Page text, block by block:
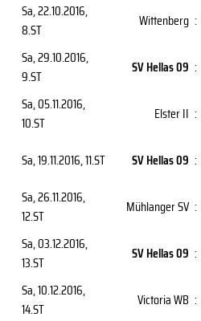
Sa, 22.10.2016,
8.ST
Wittenberg :
Sa, 29.10.2016,
9.ST
SV Hellas 09 :
Sa, 05.11.2016,
10.ST
Elster II :
Sa, 19.11.2016, 11.ST SV Hellas 09 :
Sa, 26.11.2016,
12.ST
Mühlanger SV :
Sa, 03.12.2016,
13.ST
SV Hellas 09 :
Sa, 10.12.2016,
14.ST
Victoria WB :